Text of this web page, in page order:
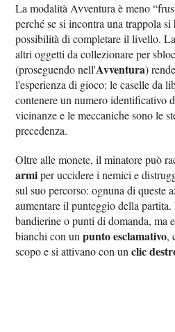
La modalità Avventura è meno
perché se si incontra una trappola
possibilità di completare il livello.
altri oggetti da collezionare per
(proseguendo nell'Avventura)
l'esperienza di gioco: le caselle da
contenere un numero identificativo
vicinanze e le meccaniche sono le
precedenza.
Oltre alle monete, il minatore può
armiper uccidere i nemici e
sul suo percorso: ognuna di queste
aumentare il punteggio della
bandierine o punti di domanda, ma
bianchi con unpunto esclamativo,
scopo e si attivano con unclic